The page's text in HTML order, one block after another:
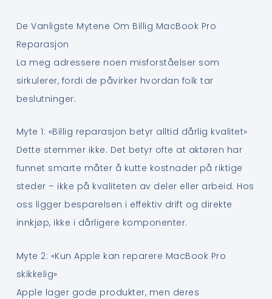
De Vanligste Mytene Om Billig MacBook Pro
Reparasjon
La meg adressere noen misforståelser som
sirkulerer, fordi de påvirker hvordan folk tar
beslutninger:
Myte 1: «Billig reparasjon betyr alltid dårlig kvalitet»
Dette stemmer ikke. Det betyr ofte at aktøren har
funnet smarte måter å kutte kostnader på riktige
steder – ikke på kvaliteten av deler eller arbeid. Hos
oss ligger besparelsen i effektiv drift og direkte
innkjøp, ikke i dårligere komponenter.
Myte 2: «Kun Apple kan reparere MacBook Pro
skikkelig»
Apple lager gode produkter, men deres